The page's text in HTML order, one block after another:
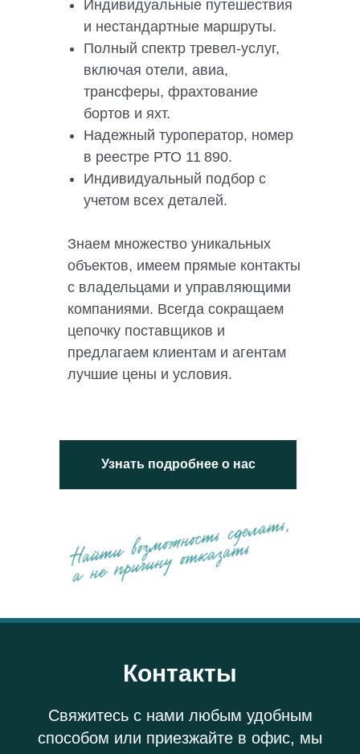
Индивидуальные путешествия
и нестандартные маршруты.
Полный спектр тревел-услуг,
включая отели, авиа,
трансферы, фрахтование
бортов и яхт.
Надежный туроператор, номер
в реестре РТО 11 890.
Индивидуальный подбор с
учетом всех деталей.
Знаем множество уникальных
объектов, имеем прямые контакты
с владельцами и управляющими
компаниями. Всегда сокращаем
цепочку поставщиков и
предлагаем клиентам и агентам
лучшие цены и условия.
Узнать подробнее о нас
Контакты
Свяжитесь с нами любым удобным
способом или приезжайте в офис, мы